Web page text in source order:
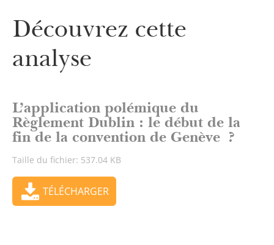
Découvrez cette
analyse
L’application polémique du
Règlement Dublin : le début de la
fin de la convention de Genève ?
Taille du fichier: 537.04 KB
TÉLÉCHARGER